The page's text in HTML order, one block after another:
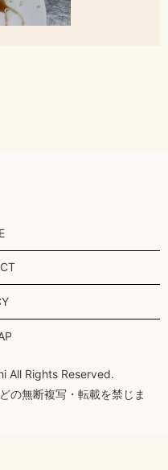
All Rights Reserved.
の無断複写・転載を禁じま